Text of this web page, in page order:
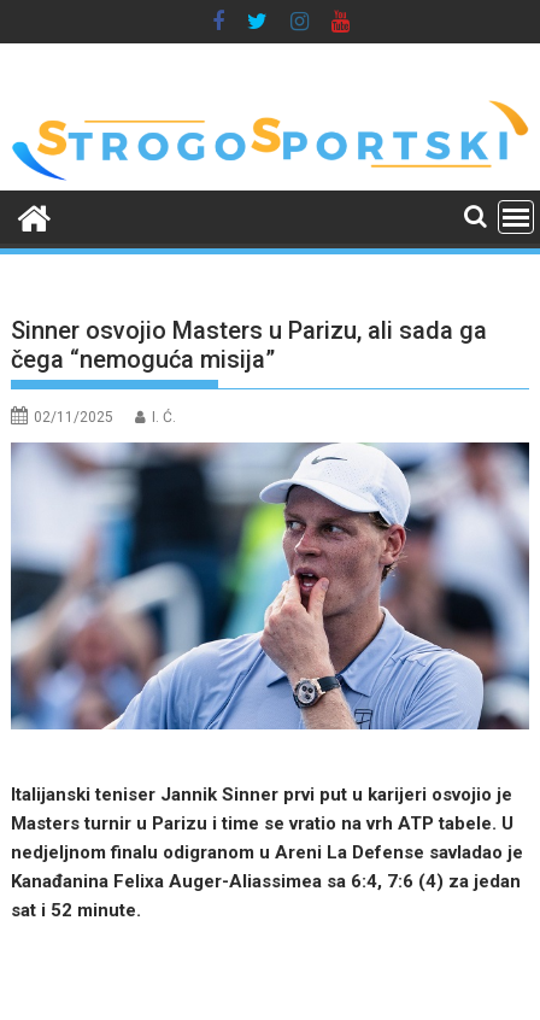
to
Sinner osvojio Masters u Parizu, ali sada ga
čega “nemoguća misija”
02/11/2025 I. Ć.
Italijanski teniser Jannik Sinner prvi put u karijeri osvojio je
Masters turnir u Parizu i time se vratio na vrh ATP tabele. U
nedjeljnom finalu odigranom u Areni La Defense savladao je
Kanađanina Felixa Auger-Aliassimea sa 6:4, 7:6 (4) za jedan
sat i 52 minute.